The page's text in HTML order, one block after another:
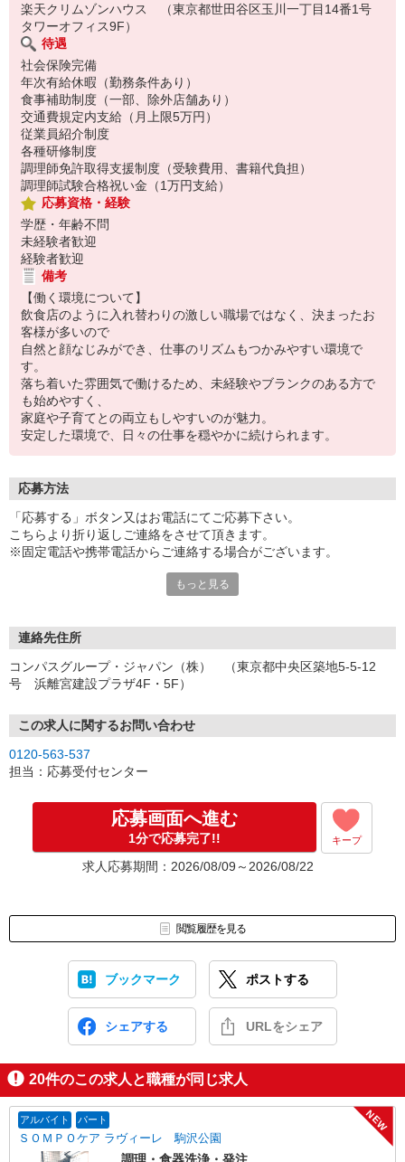
楽天クリムゾンハウス （東京都世田谷区玉川一丁目14番1号
タワーオフィス9F）
待遇
社会保険完備
年次有給休暇（勤務条件あり）
食事補助制度（一部、除外店舗あり）
交通費規定内支給（月上限5万円）
従業員紹介制度
各種研修制度
調理師免許取得支援制度（受験費用、書籍代負担）
調理師試験合格祝い金（1万円支給）
応募資格・経験
学歴・年齢不問
未経験者歓迎
経験者歓迎
備考
【働く環境について】
飲食店のように入れ替わりの激しい職場ではなく、決まったお
客様が多いので
自然と顔なじみができ、仕事のリズムもつかみやすい環境で
す。
落ち着いた雰囲気で働けるため、未経験やブランクのある方で
も始めやすく、
家庭や子育てとの両立もしやすいのが魅力。
安定した環境で、日々の仕事を穏やかに続けられます。
応募方法
「応募する」ボタン又はお電話にてご応募下さい。
こちらより折り返しご連絡をさせて頂きます。
※固定電話や携帯電話からご連絡する場合がございます。
［2］携帯のショートメッセージ（SMS）に質問フォームをお送り
メッセージに従ってご質問にご回答頂き、ご都合の良い面接日
程をご選択ください♪
連絡させて頂きます。
↓
［3］面接実施。履歴書（写真貼付）をお持ちください。
面接では仕事内容や職場についてなど、気になることやご希望は
［4］ 採用決定のご連絡。勤務開始日もお気軽にご相談ください。
【電話受付】
もっと見る
連絡先住所
コンパスグループ・ジャパン（株） （東京都中央区築地5-5-12
号 浜離宮建設プラザ4F・5F）
この求人に関するお問い合わせ
0120-563-537
担当：応募受付センター
応募画面へ進む
1分で応募完了!! キープ
求人応募期間：2026/08/09～2026/08/22
閲覧履歴を見る
ブックマーク ポストする
シェアする URLをシェア
20件のこの求人と職種が同じ求人
アルバイト パート
ＳＯＭＰＯケア ラヴィーレ 駒沢公園
NEW